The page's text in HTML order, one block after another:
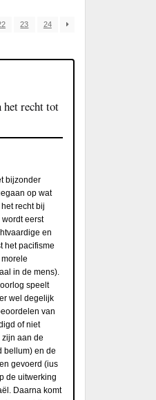
23 24
het recht tot
bijzonder
op wat
recht bij
eerst
en
het pacifisme
in de mens).
speelt
wel degelijk
van
of niet
aan de
bellum) en de
gevoerd (ius
de uitwerking
Daarna komt